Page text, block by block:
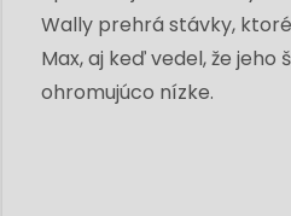
Wally prehrá stávky,
Max, aj keď vedel, že jeho
ohromujúco nízke.